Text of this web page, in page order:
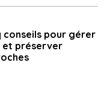
conseils pour gérer
et préserver